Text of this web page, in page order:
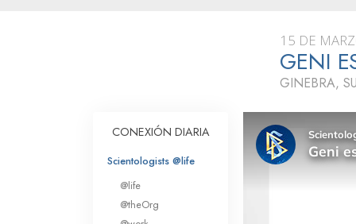
Qué dicen los
Scientology
Conoce a un
Dentro de una Iglesia
Los Principios
15 DE
GENI
GINEBRA,
CONEXIÓN DIARIA
Scientologists @life
@life
@theOrg